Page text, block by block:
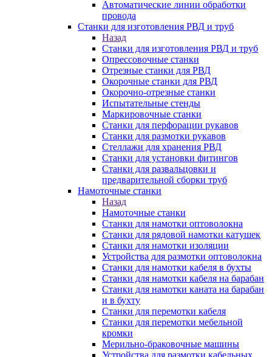
Автоматические линии обработки
провода
Станки для изготовления РВД и труб
Назад
Станки для изготовления РВД и труб
Опрессовочные станки
Отрезные станки для РВД
Окорочные станки для РВД
Окорочно-отрезные станки
Испытательные стенды
Маркировочные станки
Станки для перфорации рукавов
Станки для размотки рукавов
Стеллажи для хранения РВД
Станки для установки фитингов
Станки для развальцовки и
предварительной сборки труб
Намоточные станки
Назад
Намоточные станки
Станки для намотки оптоволокна
Станки для рядовой намотки катушек
Станки для намотки изоляции
Устройства для размотки оптоволокна
Станки для намотки кабеля в бухты
Станки для намотки кабеля на барабан
Станки для намотки каната на барабан
и в бухту
Станки для перемотки кабеля
Станки для перемотки мебельной
кромки
Мерильно-браковочные машины
Устройства для размотки кабельных